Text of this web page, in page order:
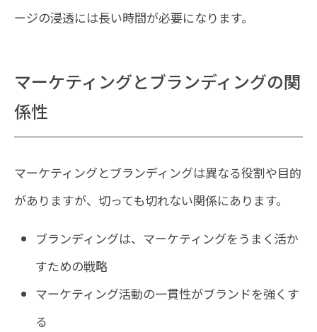
ージの浸透には長い時間が必要になります。
マーケティングとブランディングの関
係性
マーケティングとブランディングは異なる役割や目的
がありますが、切っても切れない関係にあります。
ブランディングは、マーケティングをうまく活か
すための戦略
マーケティング活動の一貫性がブランドを強くす
る